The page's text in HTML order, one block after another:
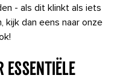
- als dit klinkt als iets
kijk dan eens naar onze
essentiële